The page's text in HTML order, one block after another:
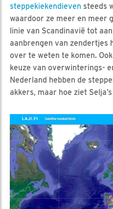
steppekiekendieven steeds
waardoor ze meer en meer
linie van Scandinavië tot
aanbrengen van zendertjes
over te weten te komen.
keuze van overwinterings-
Nederland hebben de
akkers, maar hoe ziet